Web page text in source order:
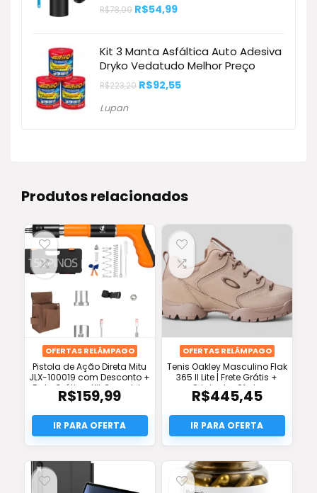
R$78,99 O
preço
R$78,99.
R$54,99O
R$54,99.
Kit 3 Manta Asfáltica Auto Adesiva
Dryko Vedatudo Melhor Preço
R$223,20 O
preço
R$92,55O
Lupan
Produtos relacionados
OFERTAS RELÂMPAGO
Pistola de Ação Direta Mitu
JLX-100019 com Desconto +
Frete Grátis + Kit Completo
R$159,99
OFERTAS RELÂMPAGO
Tenis Oakley Masculino Flak
365 II Lite | Frete Grátis +
Original + Oferta
R$445,45